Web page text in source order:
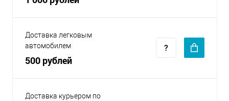
Доставка легковым
автомобилем
500 рублей
Доставка курьером по